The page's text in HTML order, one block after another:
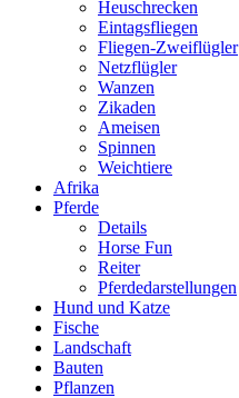
Heuschrecken
Eintagsfliegen
Fliegen-Zweiflügler
Netzflügler
Wanzen
Zikaden
Ameisen
Spinnen
Weichtiere
Afrika
Pferde
Details
Horse Fun
Reiter
Pferdedarstellungen
Hund und Katze
Fische
Landschaft
Bauten
Pflanzen